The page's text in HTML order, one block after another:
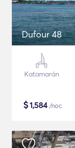
Dufour 48
Katamarán
$1,584/noc